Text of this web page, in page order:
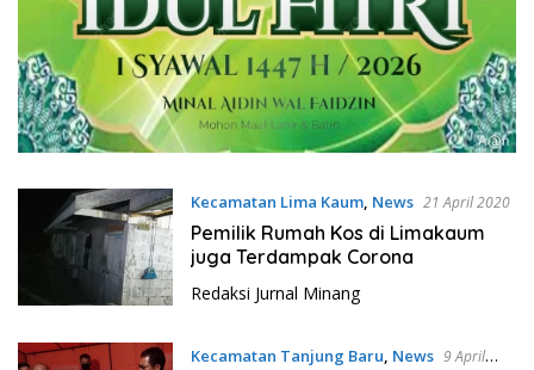
Kecamatan Lima Kaum, News 21 April 2020
Pemilik Rumah Kos di Limakaum
juga Terdampak Corona
Redaksi Jurnal Minang
Kecamatan Tanjung Baru News 9 April